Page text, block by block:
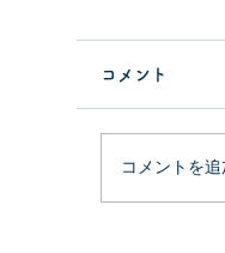
カネノ
コメント
コメントを